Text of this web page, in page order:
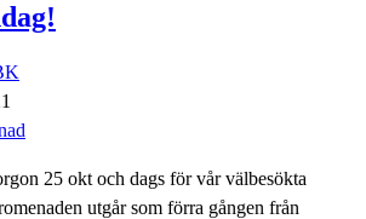
25 okt och dags för vår välbesökta
utgår som förra gången från